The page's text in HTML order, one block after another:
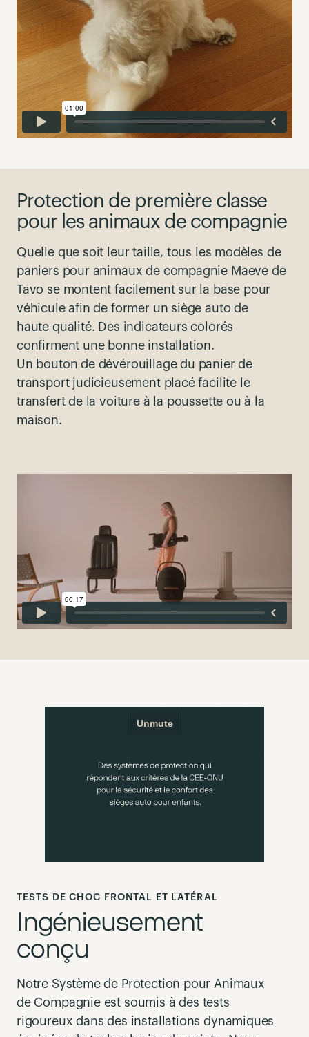
Protection de première classe
pour les animaux de compagnie
Quelle que soit leur taille, tous les modèles de
paniers pour animaux de compagnie Maeve de
Tavo se montent facilement sur la base pour
véhiculeafin de former unsiège auto de
haute qualité. Des indicateurs colorés
confirment unebonne installation.
Un bouton de dévérouillage du panier de
transport judicieusement placé facilite le
transfert de la voiture à la poussette ou à la
maison.
TESTS DE CHOC FRONTAL ET LATÉRAL
Ingénieusement
conçu
Notre Système de Protection pour Animaux
de Compagnie est soumis à des tests
rigoureux dans des installations dynamiques